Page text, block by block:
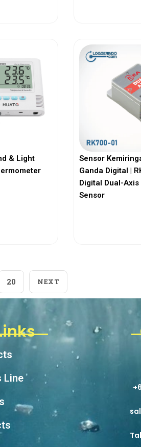
& Light
Sensor
Ganda Digital |
Digital Dual-
Sensor
20 NEXT
Line